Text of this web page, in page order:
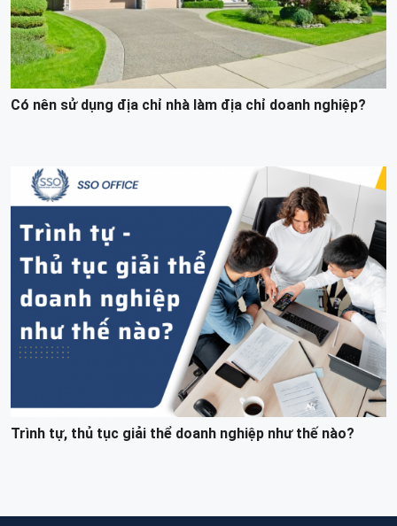
Có nên sử dụng địa chỉ nhà làm địa chỉ doanh nghiệp?
Trình tự, thủ tục giải thể doanh nghiệp như thế nào?